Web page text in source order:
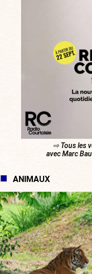
⇨ Tous les
avec Marc
ANIMAUX